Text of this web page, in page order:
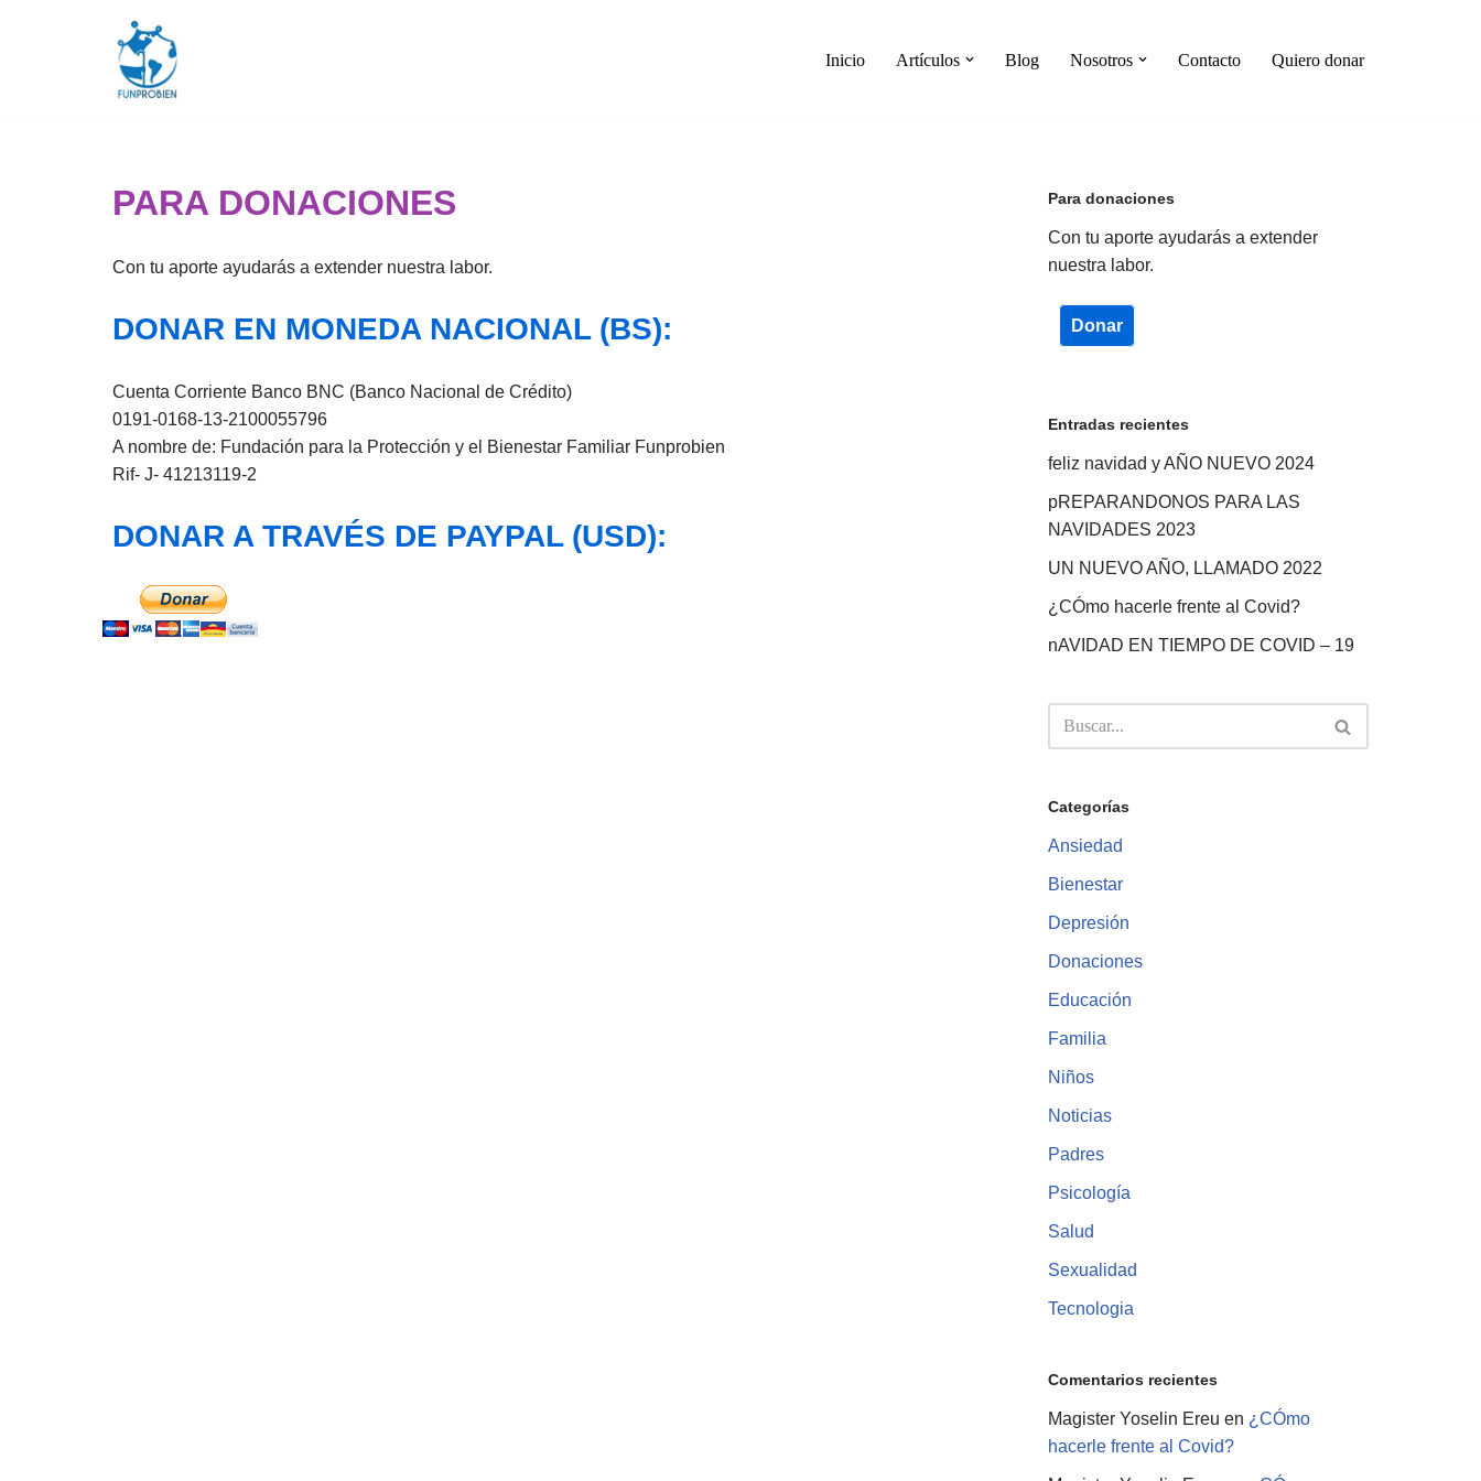
Inicio Artículos Blog Nosotros Contacto Quiero donar
PARA DONACIONES
Con tu aporte ayudarás a extender nuestra labor.
DONAR EN MONEDA NACIONAL (BS):
Cuenta Corriente Banco BNC (Banco Nacional de Crédito)
0191-0168-13-2100055796
A nombre de: Fundación para la Protección y el Bienestar Familiar Funprobien
Rif- J- 41213119-2
DONAR A TRAVÉS DE PAYPAL (USD):
Para donaciones
Con tu aporte ayudarás a extender
nuestra labor.
Donar
Entradas recientes
feliz navidad y AÑO NUEVO 2024
pREPARANDONOS PARA LAS
NAVIDADES 2023
UN NUEVO AÑO, LLAMADO 2022
¿CÓmo hacerle frente al Covid?
nAVIDAD EN TIEMPO DE COVID – 19
Categorías
Ansiedad
Bienestar
Depresión
Donaciones
Educación
Familia
Niños
Noticias
Padres
Psicología
Salud
Sexualidad
Tecnologia
Comentarios recientes
Magister Yoselin Ereu en ¿CÓmo
hacerle frente al Covid?